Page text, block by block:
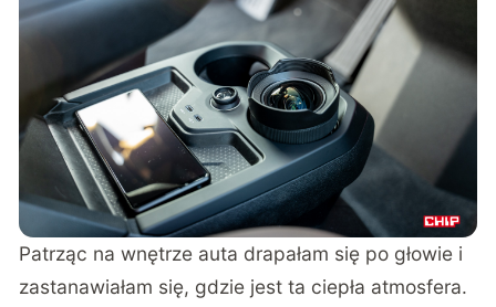
Patrząc na wnętrze auta drapałam się po głowie i
zastanawiałam się, gdzie jest ta ciepła atmosfera.